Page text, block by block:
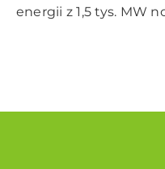
energii z 1,5 tys. MW